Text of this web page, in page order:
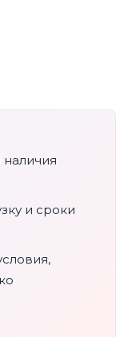
наличия
и сроки